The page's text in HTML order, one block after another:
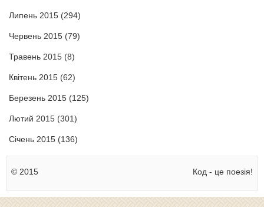
Липень 2015 (294)
Червень 2015 (79)
Травень 2015 (8)
Квітень 2015 (62)
Березень 2015 (125)
Лютий 2015 (301)
Січень 2015 (136)
© 2015 Код - це поезія!